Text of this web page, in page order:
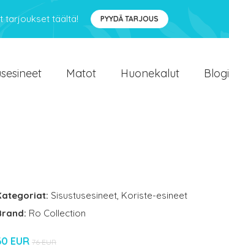
tarjoukset täältä! PYYDÄ TARJOUS
Matot Huonekalut Blogi
Sisustusesineet, Koriste-esineet
Ro Collection
EUR 76 EUR